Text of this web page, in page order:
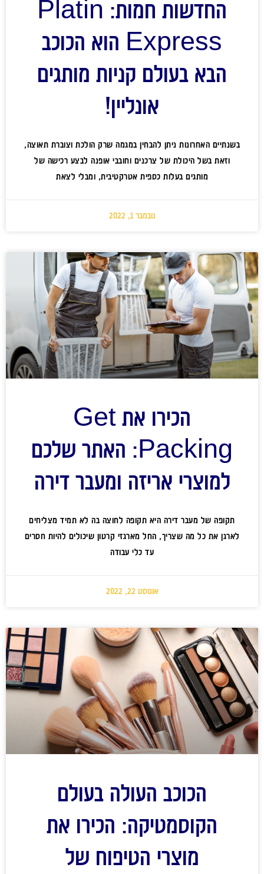
החדשות חמות: Platin
Express הוא הכוכב
הבא בעולם קניות מותגים
אונליין!
בשנתיים האחרונות ניתן להבחין במגמה שרק הולכת וצוברת תאוצה,
וזאת בשל היכולת של צרכנים וחובבי אופנה לבצע רכישה של
מותגים בעלות כספית אטרקטיבית, ומבלי לצאת
נובמבר 1, 2022
הכירו את Get
Packing: האתר שלכם
למוצרי אריזה ומעבר דירה
תקופה של מעבר דירה היא תקופה לחוצה בה לא תמיד מצליחים
לארגן את כל מה שצריך, החל מארגזי קרטון שיכולים להיות חסרים
עד כלי עבודה
אוגוסט 22, 2022
הכוכב העולה בעולם
הקוסמטיקה: הכירו את
מוצרי הטיפוח של